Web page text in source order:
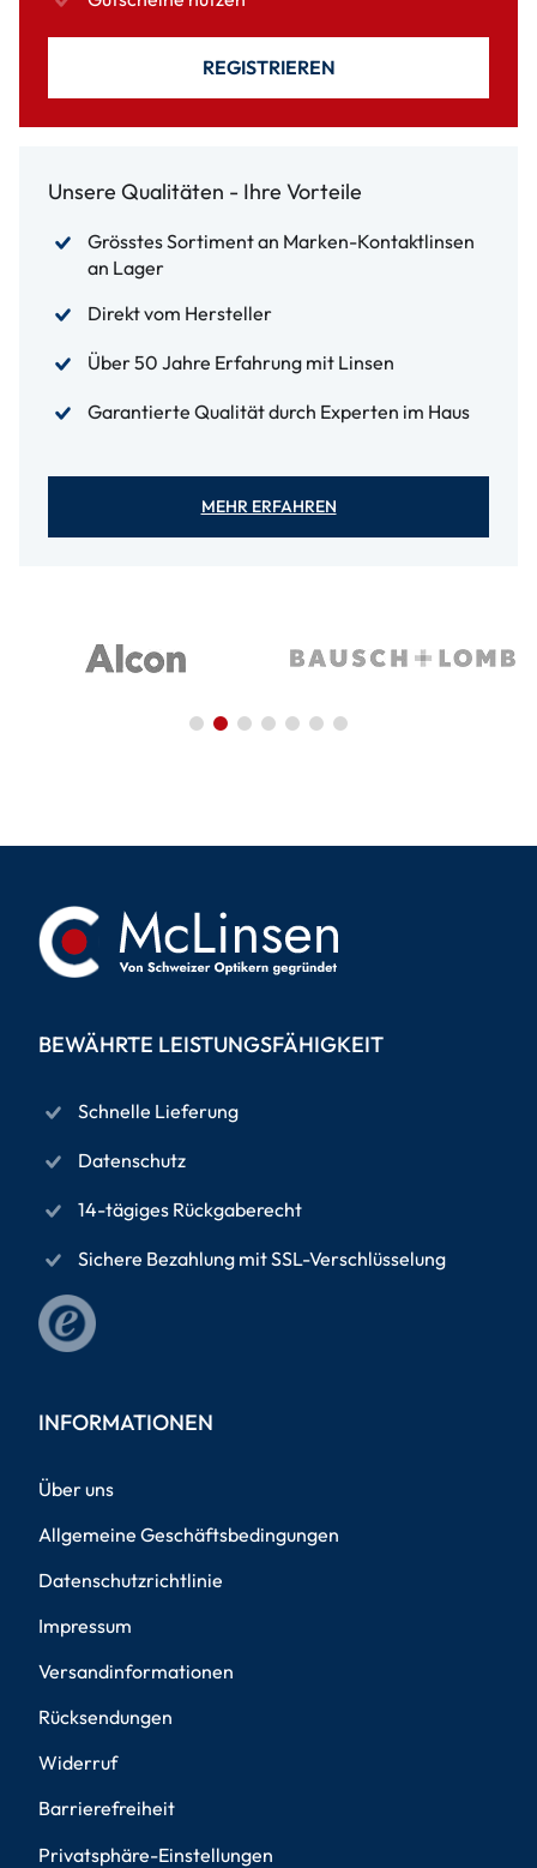
REGISTRIEREN
Unsere Qualitäten - Ihre Vorteile
Grösstes Sortiment an Marken-Kontaktlinsen
an Lager
Direkt vom Hersteller
Über 50 Jahre Erfahrung mit Linsen
Garantierte Qualität durch Experten im Haus
MEHR ERFAHREN
BEWÄHRTE LEISTUNGSFÄHIGKEIT
Schnelle Lieferung
Datenschutz
14-tägiges Rückgaberecht
Sichere Bezahlung mit SSL-Verschlüsselung
INFORMATIONEN
Über uns
Allgemeine Geschäftsbedingungen
Datenschutzrichtlinie
Impressum
Versandinformationen
Rücksendungen
Widerruf
Barrierefreiheit
Privatsphäre-Einstellungen